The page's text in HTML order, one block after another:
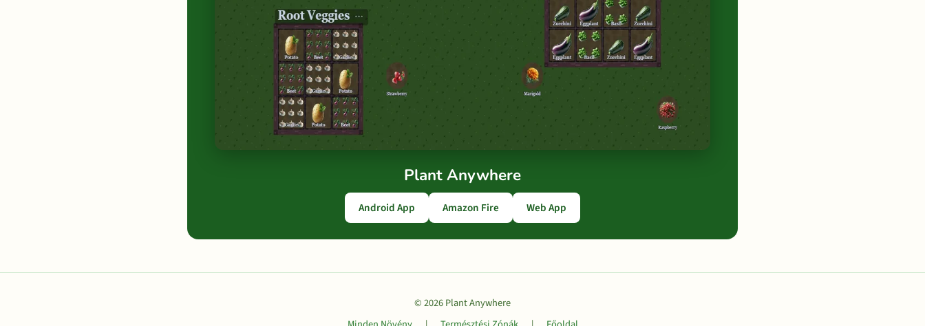
Plant Anywhere
Android App Amazon Fire Web App
© 2026 Plant Anywhere